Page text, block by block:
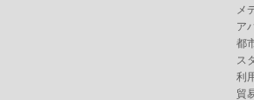
メ
ア
都
ス
利
貿